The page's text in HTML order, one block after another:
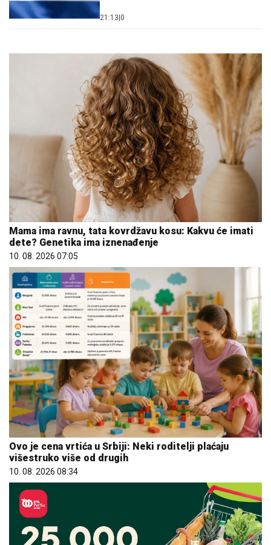
21:13 0
Mama ima ravnu, tata kovrdžavu kosu: Kakvu će imati
dete? Genetika ima iznenađenje
10. 08. 2026 07:05
Ovo je cena vrtića u Srbiji: Neki roditelji plaćaju
višestruko više od drugih
10. 08. 2026 08:34